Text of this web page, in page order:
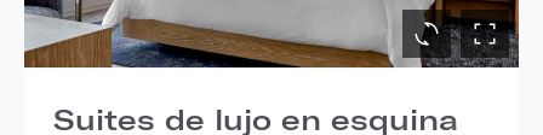
Suites de lujo en esquina